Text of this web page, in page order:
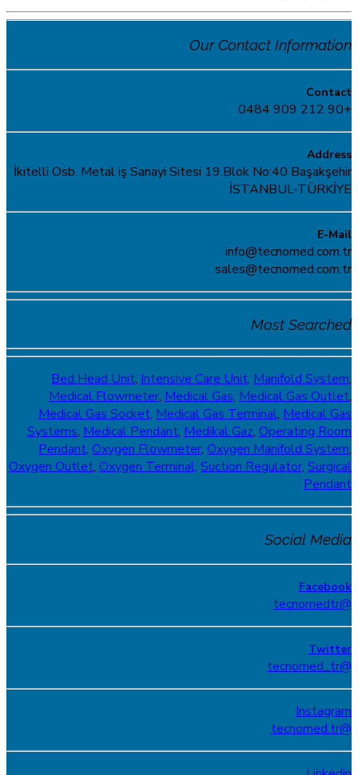
Our Contact Information
Contact
+90 212 909 0484
Address
İkitelli Osb. Metal iş Sanayi Sitesi 19.Blok No:40 Başakşehir
İSTANBUL-TÜRKİYE
E-Mail
info@tecnomed.com.tr
sales@tecnomed.com.tr
Most Searched
Bed Head Unit, Intensive Care Unit, Manifold System,
Medical Flowmeter, Medical Gas, Medical Gas Outlet,
Medical Gas Socket, Medical Gas Terminal, Medical Gas
Systems, Medical Pendant, Medikal Gaz, Operating Room
Pendant, Oxygen Flowmeter, Oxygen Manifold System,
Oxygen Outlet, Oxygen Terminal, Suction Regulator, Surgical
Pendant
Social Media
Facebook
@tecnomedtr
Twitter
@tecnomed_tr
Instagram
@tecnomed.tr